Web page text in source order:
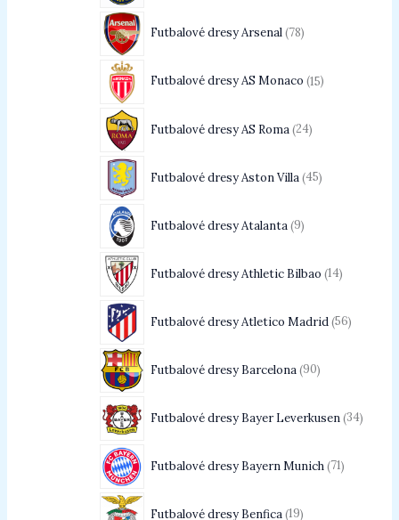
Futbalové dresy Arsenal 78
Futbalové dresy AS Monaco 15
Futbalové dresy AS Roma 24
Futbalové dresy Aston Villa 45
Futbalové dresy Atalanta 9
Futbalové dresy Athletic Bilbao 14
Futbalové dresy Atletico Madrid 56
Futbalové dresy Barcelona 90
Futbalové dresy Bayer Leverkusen 34
Futbalové dresy Bayern Munich 71
Futbalové dresy Benfica 19